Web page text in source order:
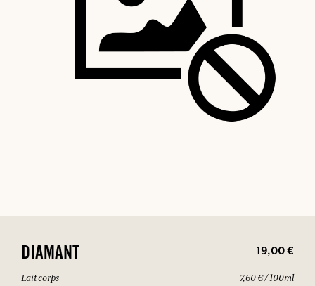
DIAMANT 19,00 €
Lait corps
7,60 € / 100ml